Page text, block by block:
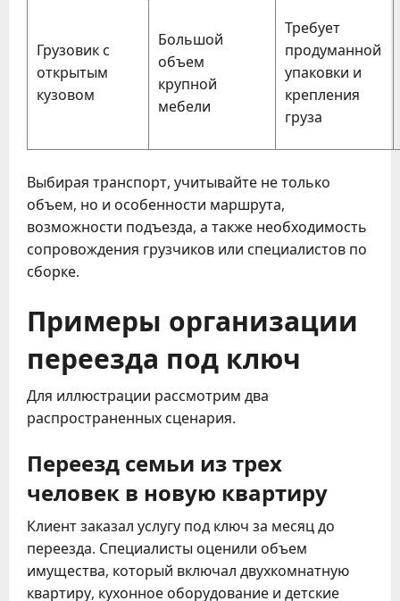
Грузовик с
открытым
кузовом
Большой
объем
крупной
мебели
Требует
продуманной
упаковки и
крепления
груза
Выбирая транспорт, учитывайте не только
объем, но и особенности маршрута,
возможности подъезда, а также необходимость
сопровождения грузчиков или специалистов по
сборке.
Примеры организации
переезда под ключ
Для иллюстрации рассмотрим два
распространенных сценария.
Переезд семьи из трех
человек в новую квартиру
Клиент заказал услугу под ключ за месяц до
переезда. Специалисты оценили объем
имущества, который включал двухкомнатную
квартиру, кухонное оборудование и детские